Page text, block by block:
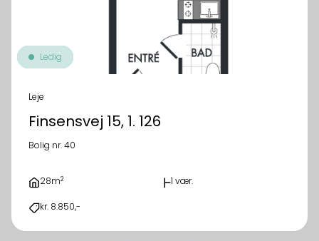
Ledig
Leje
Finsensvej 15, 1. 126
Bolig nr. 40
28m2 1 vær.
kr. 8.850,-